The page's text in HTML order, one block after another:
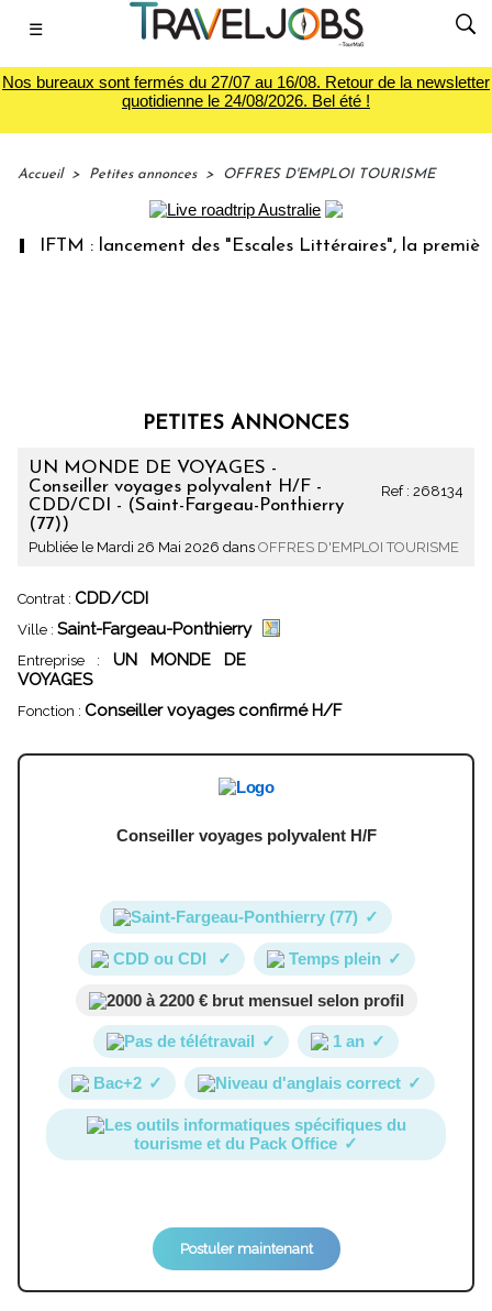
☰
Nos bureaux sont fermés du 27/07 au 16/08. Retour de la newsletter
quotidienne le 24/08/2026. Bel été !
Accueil > Petites annonces > OFFRES D'EMPLOI TOURISME
IFTM : lancement des "Escales Littéraires", la première
PETITES ANNONCES
Ref : 268134
UN MONDE DE VOYAGES -
Conseiller voyages polyvalent H/F -
CDD/CDI - (Saint-Fargeau-Ponthierry
(77))
Publiée le Mardi 26 Mai 2026 dans OFFRES D'EMPLOI TOURISME
Contrat : CDD/CDI
Ville : Saint-Fargeau-Ponthierry
Entreprise : UN MONDE DE
VOYAGES
Fonction : Conseiller voyages confirmé H/F
Conseiller voyages polyvalent H/F
Saint-Fargeau-Ponthierry (77) ✓
CDD ou CDI ✓ Temps plein ✓
2000 à 2200 € brut mensuel selon profil
Pas de télétravail ✓ 1 an ✓
Bac+2 ✓ Niveau d'anglais correct ✓
Les outils informatiques spécifiques du
tourisme et du Pack Office ✓
Postuler maintenant